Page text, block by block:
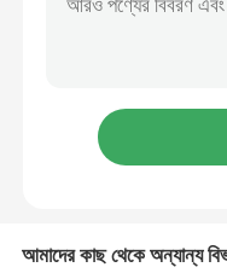
আমাদের কাছ থেকে অন্যান্য